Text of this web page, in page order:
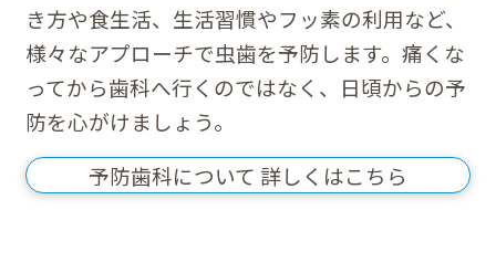
き方や食生活、生活習慣やフッ素の利用など、
様々なアプローチで虫歯を予防します。痛くな
ってから歯科へ行くのではなく、日頃からの予
防を心がけましょう。
予防歯科について 詳しくはこちら